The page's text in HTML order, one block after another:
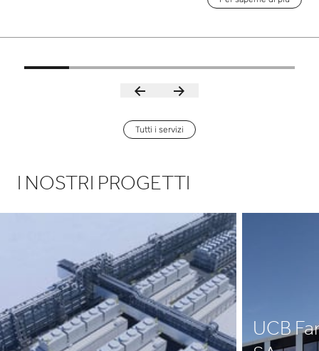
approccio dettagliato garantisce la creazione di solide
successo anche dei progetti più complessi. Grazie alla
aspettative e a fornire soluzioni innovative che
Tutti i servizi
I NOSTRI PROGETTI
UCB